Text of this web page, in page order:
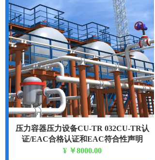
压力容器压力设备CU-TR 032CU-TR认
证/EAC合格认证和EAC符合性声明
¥ ￥8000.00